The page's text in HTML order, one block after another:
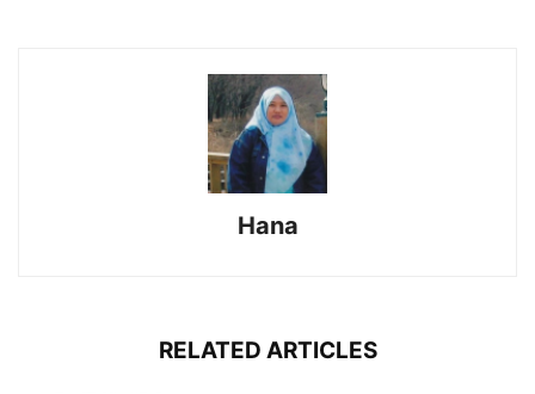
Hana
RELATED ARTICLES